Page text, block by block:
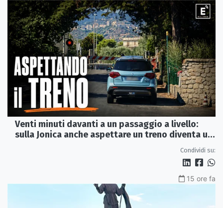
Venti minuti davanti a un passaggio a livello:
sulla Jonica anche aspettare un treno diventa un
Condividi su:
15 ore fa